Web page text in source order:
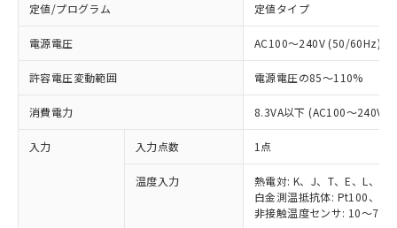
定値/プログラム 定値タイプ
電源電圧 AC100～240V (50/60Hz)
許容電圧変動範囲 電源電圧の85～110%
消費電力 8.3VA以下 (AC100～240V時
入力 入力点数 1点
温度入力
熱電対: K、J、T、E、L、U
白金測温抵抗体: Pt100、
非接触温度センサ: 10～